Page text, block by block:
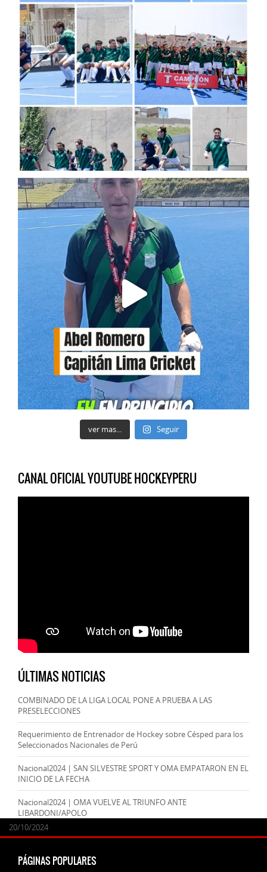
ver mas... Seguir
CANAL OFICIAL YOUTUBE HOCKEYPERU
ÚLTIMAS NOTICIAS
COMBINADO DE LA LIGA LOCAL PONE A PRUEBA A LAS
PRESELECCIONES
24/09/2025
Requerimiento de Entrenador de Hockey sobre Césped para los
Seleccionados Nacionales de Perú
07/11/2024
Nacional2024 | SAN SILVESTRE SPORT Y OMA EMPATARON EN EL
INICIO DE LA FECHA
20/10/2024
Nacional2024 | OMA VUELVE AL TRIUNFO ANTE
LIBARDONI/APOLO
20/10/2024
PÁGINAS POPULARES